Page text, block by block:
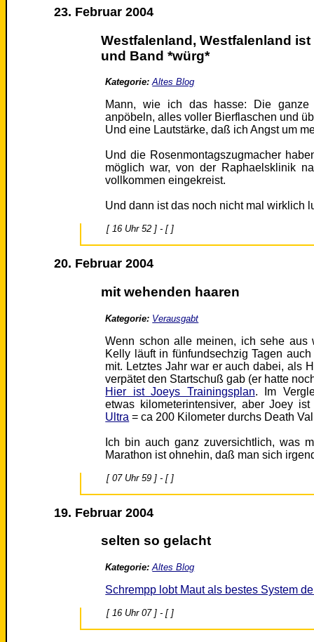
23. Februar 2004
Westfalenland, Westfalenland
und Band *würg*
Kategorie: Altes Blog
Mann, wie ich das hasse: Die ganze
anpöbeln, alles voller Bierflaschen und
Und eine Lautstärke, daß ich Angst um
Und die Rosenmontagszugmacher
möglich war, von der Raphaelsklinik
vollkommen eingekreist.
Und dann ist das noch nicht mal wirklich
[ 16 Uhr 52 ] - [ ]
20. Februar 2004
mit wehenden haaren
Kategorie: Verausgabt
Wenn schon alle meinen, ich sehe aus
Kelly läuft in fünfundsechzig Tagen
mit. Letztes Jahr war er auch dabei, als
verpätet den Startschuß gab (er hatte
Hier ist Joeys Trainingsplan. Im
etwas kilometerintensiver, aber Joey
Ultra = ca 200 Kilometer durchs Death
Ich bin auch ganz zuversichtlich, was
Marathon ist ohnehin, daß man sich
[ 07 Uhr 59 ] - [ ]
19. Februar 2004
selten so gelacht
Kategorie: Altes Blog
Schrempp lobt Maut als bestes System
[ 16 Uhr 07 ] - [ ]